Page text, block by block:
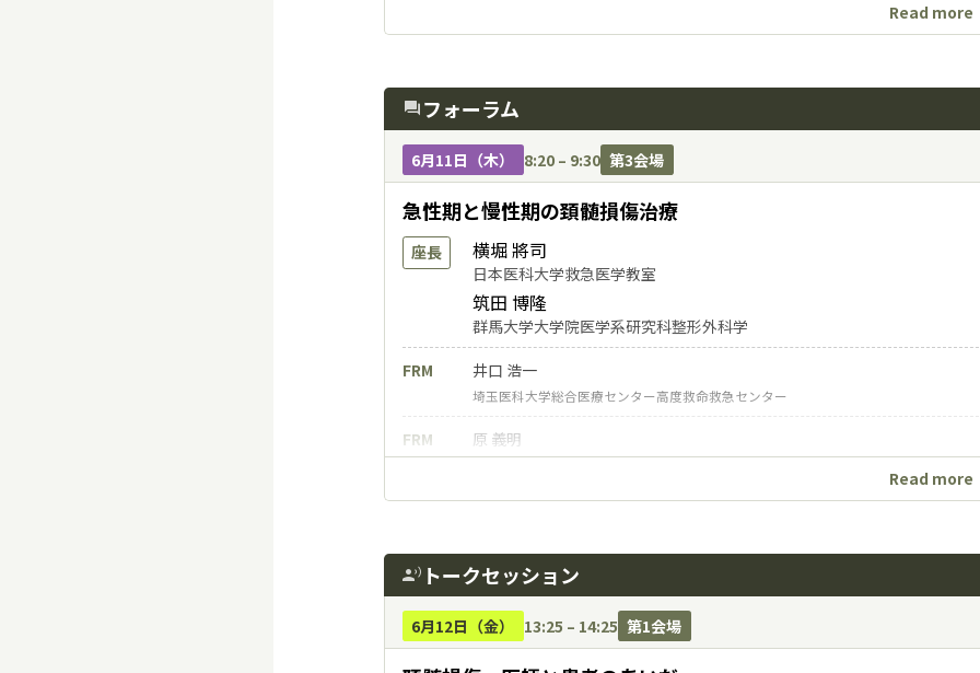
SPP-3 自殺企図による高エネルギー多発外傷を外傷性疾患として治療
王 耀東
東京科学大学 大学院医歯学総合研究科 整形外傷外科治療開発学講座
機能予後を諦めない外傷治療―ASIA Aの2症例―
八幡 直志
埼玉医科大学総合医療センター高度救命救急センター
腕神経叢損傷合併Gustilo３C肘関節脱臼開放骨折に血行再建・
松山 善之
東京都立墨東病院 高度救命救急センター
Read more
forumフォーラム
6月11日（木） 8:20 – 9:30 第3会場
急性期と慢性期の頚髄損傷治療
座長 横堀 將司
日本医科大学救急医学教室
筑田 博隆
群馬大学大学院医学系研究科整形外科学
FRM
井口 浩一
埼玉医科大学総合医療センター高度救命救急センター
FRM 原 義明
FRM 中村 雅也
FRM 緒方 徹
東京大学大学院医学系研究科リハビリテーション医学講座
Read more
record_voice_over トークセッション
6月12日（金） 13:25 – 14:25 第1会場